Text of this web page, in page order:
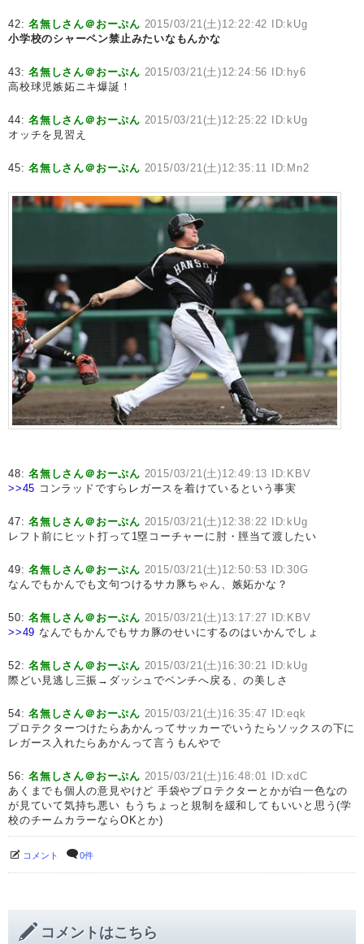
42:名無しさん＠おーぷん 2015/03/21(土)12:22:42 ID:kUg
小学校のシャーペン禁止みたいなもんかな
43:名無しさん＠おーぷん 2015/03/21(土)12:24:56 ID:hy6
高校球児嫉妬ニキ爆誕！
44:名無しさん＠おーぷん 2015/03/21(土)12:25:22 ID:kUg
オッチを見習え
45:名無しさん＠おーぷん 2015/03/21(土)12:35:11 ID:Mn2
48:名無しさん＠おーぷん 2015/03/21(土)12:49:13 ID:KBV
>>45 コンラッドですらレガースを着けているという事実
47:名無しさん＠おーぷん 2015/03/21(土)12:38:22 ID:kUg
レフト前にヒット打って1塁コーチャーに肘・脛当て渡したい
49:名無しさん＠おーぷん 2015/03/21(土)12:50:53 ID:30G
なんでもかんでも文句つけるサカ豚ちゃん、嫉妬かな？
50:名無しさん＠おーぷん 2015/03/21(土)13:17:27 ID:KBV
>>49 なんでもかんでもサカ豚のせいにするのはいかんでしょ
52:名無しさん＠おーぷん 2015/03/21(土)16:30:21 ID:kUg
際どい見逃し三振→ダッシュでベンチへ戻る、の美しさ
54:名無しさん＠おーぷん 2015/03/21(土)16:35:47 ID:eqk
プロテクターつけたらあかんってサッカーでいうたらソックスの下に
レガース入れたらあかんって言うもんやで
56:名無しさん＠おーぷん 2015/03/21(土)16:48:01 ID:xdC
あくまでも個人の意見やけど 手袋やプロテクターとかが白一色なの
が見ていて気持ち悪い もうちょっと規制を緩和してもいいと思う(学
校のチームカラーならOKとか)
コメント 0件
コメントはこちら